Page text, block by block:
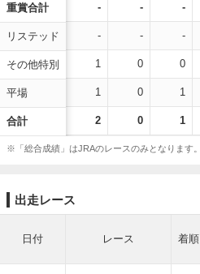
重賞合計
リステッド
その他特別
平場
合計
- - -
- - -
1 0 0
1 0 1
2 0 1
※「総合成績」はJRAのレースのみとなります。
出走レース
日付 レース 着順